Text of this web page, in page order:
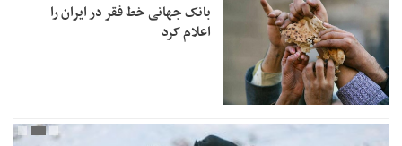
بانک جهانی خط فقر در ایران را
اعلام کرد